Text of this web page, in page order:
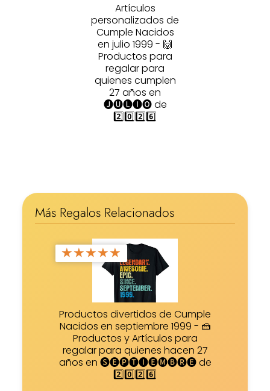
Artículos
personalizados de
Cumple Nacidos
en julio 1999 - 🙌
Productos para
regalar para
quienes cumplen
27 años en
🅙🅤🅛🅘🅞 de
2️⃣0️⃣2️⃣6️⃣
Más Regalos Relacionados
★★★★★
Productos divertidos de Cumple
Nacidos en septiembre 1999 - 🍰
Productos y Artículos para
regalar para quienes hacen 27
años en 🅢🅔🅟🅣🅘🅔🅜🅑🅡🅔 de
2️⃣0️⃣2️⃣6️⃣